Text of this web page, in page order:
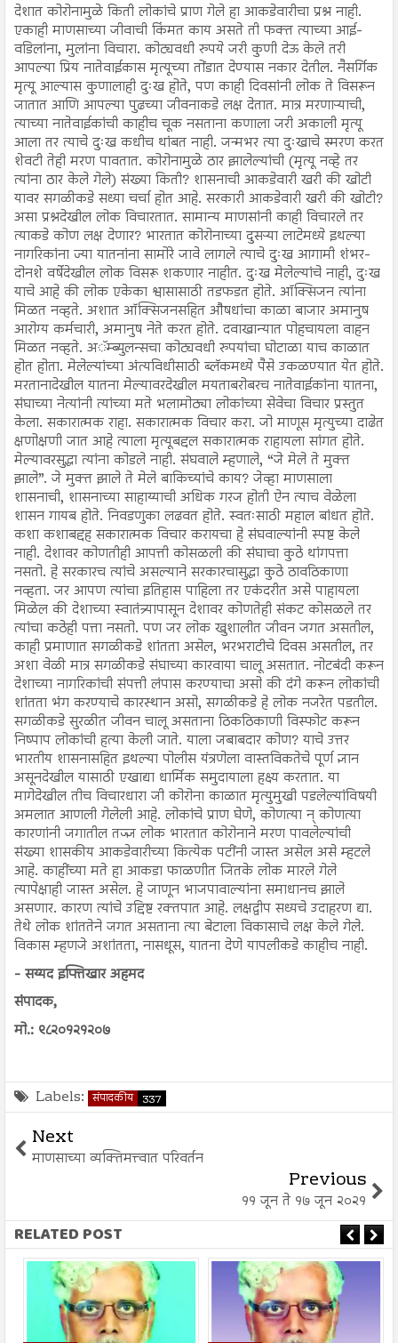
देशात कोरोनामुळे किती लोकांचे प्राण गेले हा आकडेवारीचा प्रश्न नाही.
एकाही माणसाच्या जीवाची किंमत काय असते ती फक्त त्याच्या आई-
वडिलांना, मुलांना विचारा. कोट्यवधी रुपये जरी कुणी देऊ केले तरी
आपल्या प्रिय नातेवाईकास मृत्यूच्या तोंडात देण्यास नकार देतील. नैसर्गिक
मृत्यू आल्यास कुणालाही दुःख होते, पण काही दिवसांनी लोक ते विसरून
जातात आणि आपल्या पुढच्या जीवनाकडे लक्ष देतात. मात्र मरणाऱ्याची,
त्याच्या नातेवाईकांची काहीच चूक नसताना कणाला जरी अकाली मृत्यू
आला तर त्याचे दुःख कधीच थांबत नाही. जन्मभर त्या दुःखाचे स्मरण करत
शेवटी तेही मरण पावतात. कोरोनामुळे ठार झालेल्यांची (मृत्यू नव्हे तर
त्यांना ठार केले गेले) संख्या किती? शासनाची आकडेवारी खरी की खोटी
यावर सगळीकडे सध्या चर्चा होत आहे. सरकारी आकडेवारी खरी की खोटी?
असा प्रश्नदेखील लोक विचारतात. सामान्य माणसांनी काही विचारले तर
त्याकडे कोण लक्ष देणार? भारतात कोरोनाच्या दुसऱ्या लाटेमध्ये इथल्या
नागरिकांना ज्या यातनांना सामोरे जावे लागले त्याचे दुःख आगामी शंभर-
दोनशे वर्षेदेखील लोक विसरू शकणार नाहीत. दुःख मेलेल्यांचे नाही, दुःख
याचे आहे की लोक एकेका श्वासासाठी तडफडत होते. ऑक्सिजन त्यांना
मिळत नव्हते. अशात ऑक्सिजनसहित औषधांचा काळा बाजार अमानुष
आरोग्य कर्मचारी, अमानुष नेते करत होते. दवाखान्यात पोहचायला वाहन
मिळत नव्हते. अॅम्ब्युलन्सचा कोट्यवधी रुपयांचा घोटाळा याच काळात
होत होता. मेलेल्यांच्या अंत्यविधीसाठी ब्लॅकमध्ये पैसे उकळण्यात येत होते.
मरतानादेखील यातना मेल्यावरदेखील मयताबरोबरच नातेवाईकांना यातना,
संघाच्या नेत्यांनी त्यांच्या मते भलामोठ्या लोकांच्या सेवेचा विचार प्रस्तुत
केला. सकारात्मक राहा. सकारात्मक विचार करा. जो माणूस मृत्युच्या दाढेत
क्षणोक्षणी जात आहे त्याला मृत्यूबद्दल सकारात्मक राहायला सांगत होते.
मेल्यावरसुद्धा त्यांना कोडले नाही. संघवाले म्हणाले, “जे मेले ते मुक्त
झाले”. जे मुक्त झाले ते मेले बाकिच्यांचे काय? जेव्हा माणसाला
शासनाची, शासनाच्या साहाय्याची अधिक गरज होती ऐन त्याच वेळेला
शासन गायब होते. निवडणुका लढवत होते. स्वतःसाठी महाल बांधत होते.
कशा कशाबद्दह सकारात्मक विचार करायचा हे संघवाल्यांनी स्पष्ट केले
नाही. देशावर कोणतीही आपत्ती कोसळली की संघाचा कुठे थांगपत्ता
नसतो. हे सरकारच त्यांचे असल्याने सरकारचासुद्धा कुठे ठावठिकाणा
नव्हता. जर आपण त्यांचा इतिहास पाहिला तर एकंदरीत असे पाहायला
मिळेल की देशाच्या स्वातंत्र्यापासून देशावर कोणतेही संकट कोसळले तर
त्यांचा कठेही पत्ता नसतो. पण जर लोक खुशालीत जीवन जगत असतील,
काही प्रमाणात सगळीकडे शांतता असेल, भरभराटीचे दिवस असतील, तर
अशा वेळी मात्र सगळीकडे संघाच्या कारवाया चालू असतात. नोटबंदी करून
देशाच्या नागरिकांची संपत्ती लंपास करण्याचा असो की दंगे करून लोकांची
शांतता भंग करण्याचे कारस्थान असो, सगळीकडे हे लोक नजरेत पडतील.
सगळीकडे सुरळीत जीवन चालू असताना ठिकठिकाणी विस्फोट करून
निष्पाप लोकांची हत्या केली जाते. याला जबाबदार कोण? याचे उत्तर
भारतीय शासनासहित इथल्या पोलीस यंत्रणेला वास्तविकतेचे पूर्ण ज्ञान
असूनदेखील यासाठी एखाद्या धार्मिक समुदायाला हक्ष्य करतात. या
मागेदेखील तीच विचारधारा जी कोरोना काळात मृत्युमुखी पडलेल्यांविषयी
अमलात आणली गेलेली आहे. लोकांचे प्राण घेणे, कोणत्या न् कोणत्या
कारणांनी जगातील तज्ज्ञ लोक भारतात कोरोनाने मरण पावलेल्यांची
संख्या शासकीय आकडेवारीच्या कित्येक पटींनी जास्त असेल असे म्हटले
आहे. काहींच्या मते हा आकडा फाळणीत जितके लोक मारले गेले
त्यापेक्षाही जास्त असेल. हे जाणून भाजपावाल्यांना समाधानच झाले
असणार. कारण त्यांचे उद्दिष्ट रक्तपात आहे. लक्षद्वीप सध्यचे उदाहरण द्या.
तेथे लोक शांततेने जगत असताना त्या बेटाला विकासाचे लक्ष केले गेले.
विकास म्हणजे अशांतता, नासधूस, यातना देणे यापलीकडे काहीच नाही.
- सय्यद इफ्तिखार अहमद
संपादक,
मो.: ९८२०१२१२०७
Labels: संपादकीय 337
Next
माणसाच्या व्यक्तिमत्त्वात परिवर्तन
Previous
११ जून ते १७ जून २०२१
RELATED POST